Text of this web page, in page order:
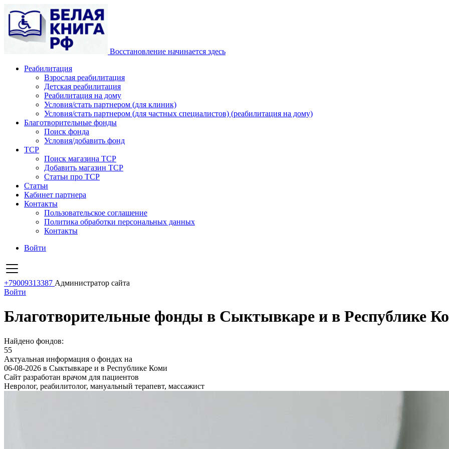
Восстановление начинается здесь
Реабилитация
Взрослая реабилитация
Детская реабилитация
Реабилитация на дому
Условия/стать партнером (для клиник)
Условия/стать партнером (для частных специалистов) (реабилитация на дому)
Благотворительные фонды
Поиск фонда
Условия/добавить фонд
ТСР
Поиск магазина ТСР
Добавить магазин ТСР
Статьи про ТСР
Статьи
Кабинет партнера
Контакты
Пользовательское соглашение
Политика обработки персональных данных
Контакты
Войти
+79009313387 Администратор сайта
Войти
Благотворительные фонды в Сыктывкаре и в Республике
Найдено фондов:
55
Актуальная информация о фондах на
06-08-2026 в Сыктывкаре и в Республике Коми
Сайт разработан врачом для пациентов
Невролог, реабилитолог, мануальный терапевт, массажист